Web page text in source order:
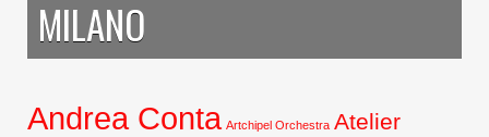
MILANO
Andrea Conta Artchipel Orchestra Atelier